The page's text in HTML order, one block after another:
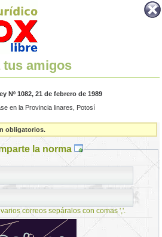
tus amigos
Nº 1082, 21 de febrero de 1989
en la Provincia linares, Potosí
obligatorios.
la norma
correos sepáralos con comas ','.